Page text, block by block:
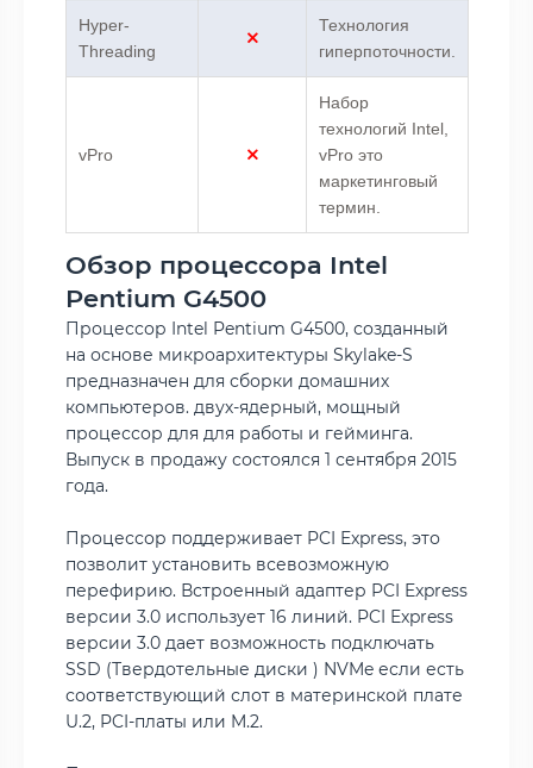
Hyper-
Threading
Технология
гиперпоточности.
vPro
Набор
технологий Intel,
vPro это
маркетинговый
термин.
Обзор процессора Intel
Pentium G4500
Процессор Intel Pentium G4500, созданный
на основе микроархитектуры Skylake-S
предназначен для сборки домашних
компьютеров. двух-ядерный, мощный
процессор для для работы и гейминга.
Выпуск в продажу состоялся 1 сентября 2015
года.
Процессор поддерживает PCI Express, это
позволит установить всевозможную
перефирию. Встроенный адаптер PCI Express
версии 3.0 использует 16 линий. PCI Express
версии 3.0 дает возможность подключать
SSD (Твердотельные диски ) NVMe если есть
соответствующий слот в материнской плате
U.2, PCI-платы или M.2.